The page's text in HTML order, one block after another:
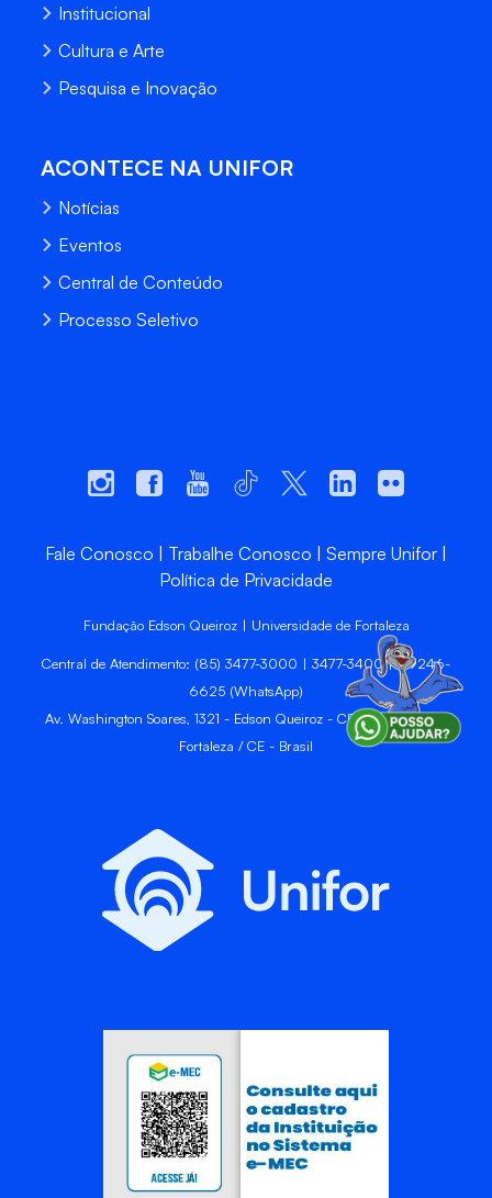
Institucional
Cultura e Arte
Pesquisa e Inovação
ACONTECE NA UNIFOR
Notícias
Eventos
Central de Conteúdo
Processo Seletivo
Fale Conosco Trabalhe Conosco
Sempre Unifor
Política de Privacidade
Fundação Edson Queiroz | Universidade de Fortaleza
Central de Atendimento: (85) 3477-3000 | 3477-3400 | 99246-
6625 (WhatsApp)
Av. Washington Soares, 1321 - Edson Queiroz - CEP 60811-905 -
Fortaleza / CE - Brasil